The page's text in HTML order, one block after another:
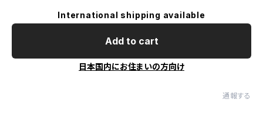
International shipping available
Add to cart
日本国内にお住まいの方向け
通報する